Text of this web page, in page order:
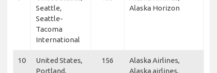
Seattle,
Seattle-
Tacoma
International
Alaska Horizon
10
United States,
Portland,
156
Alaska Airlines,
Alaska airlines,